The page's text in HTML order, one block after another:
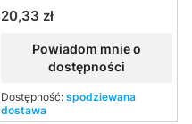
Cena
20,33 zł
Powiadom mnie o
dostępności
Dostępność: spodziewana
dostawa